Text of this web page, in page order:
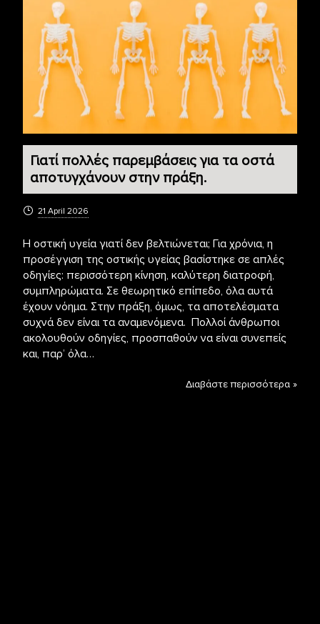
Γιατί πολλές παρεμβάσεις για τα οστά
αποτυγχάνουν στην πράξη.
21 April 2026
Η οστική υγεία γιατί δεν βελτιώνεται; Για χρόνια, η
προσέγγιση της οστικής υγείας βασίστηκε σε απλές
οδηγίες: περισσότερη κίνηση, καλύτερη διατροφή,
συμπληρώματα. Σε θεωρητικό επίπεδο, όλα αυτά
έχουν νόημα. Στην πράξη, όμως, τα αποτελέσματα
συχνά δεν είναι τα αναμενόμενα. Πολλοί άνθρωποι
ακολουθούν οδηγίες, προσπαθούν να είναι συνεπείς
και, παρ’ όλα…
Διαβάστε περισσότερα »